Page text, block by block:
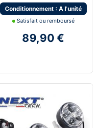
Conditionnement : A l'unité
Satisfait ou remboursé
89,90 €